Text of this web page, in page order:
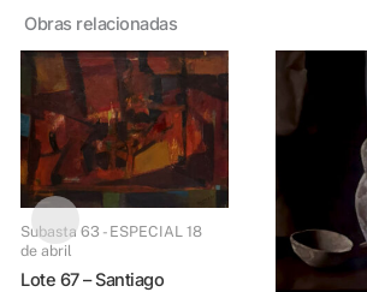
Obras relacionadas
Subasta 63 - ESPECIAL 18
de abril
Lote 67 – Santiago